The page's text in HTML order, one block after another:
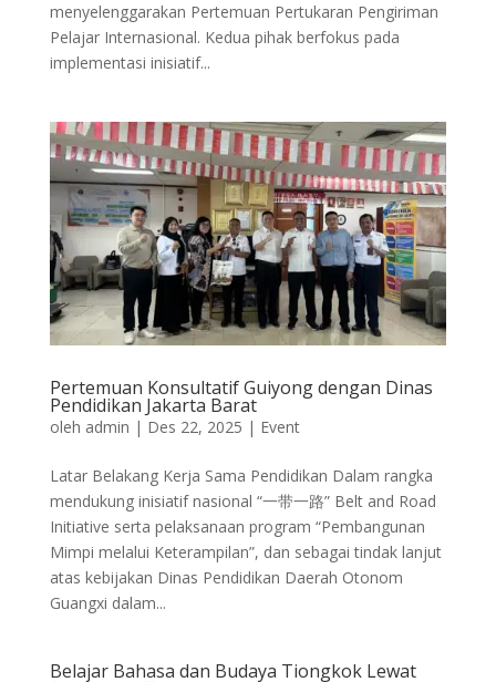
menyelenggarakan Pertemuan Pertukaran Pengiriman
Pelajar Internasional. Kedua pihak berfokus pada
implementasi inisiatif...
Pertemuan Konsultatif Guiyong dengan Dinas
Pendidikan Jakarta Barat
oleh admin | Des 22, 2025 | Event
Latar Belakang Kerja Sama Pendidikan Dalam rangka
mendukung inisiatif nasional “一带一路” Belt and Road
Initiative serta pelaksanaan program “Pembangunan
Mimpi melalui Keterampilan”, dan sebagai tindak lanjut
atas kebijakan Dinas Pendidikan Daerah Otonom
Guangxi dalam...
Belajar Bahasa dan Budaya Tiongkok Lewat